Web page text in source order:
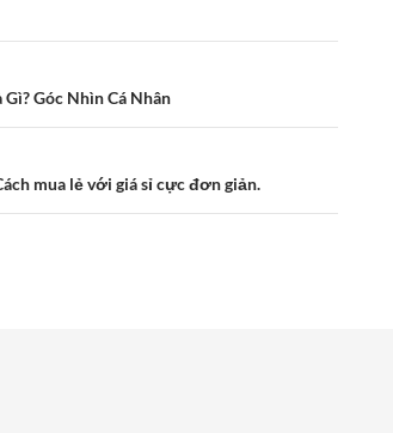
Góc Nhìn Cá Nhân
mua lẻ với giá sỉ cực đơn giản.